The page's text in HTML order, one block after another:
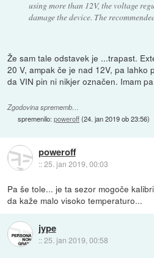
using more than 12V, the voltage
damage the device. The
Že sam tale odstavek je ...trapast.
20 V, ampak če je nad 12V, pa lahko
da VIN pin ni nikjer označen. Imam
Zgodovina sprememb…
spremenilo:poweroff(24. jan 2019 ob 23:56)
poweroff
::25. jan 2019, 00:03
Pa še tole... je ta sezor mogoče
da kaže malo visoko temperaturo...
jype
::25. jan 2019, 00:58